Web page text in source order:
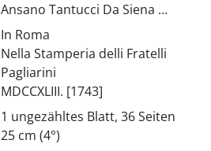
Ansano Tantucci Da Siena …
In Roma
Nella Stamperia delli Fratelli
Pagliarini
MDCCXLIII. [1743]
1 ungezähltes Blatt, 36 Seiten
25 cm (4°)